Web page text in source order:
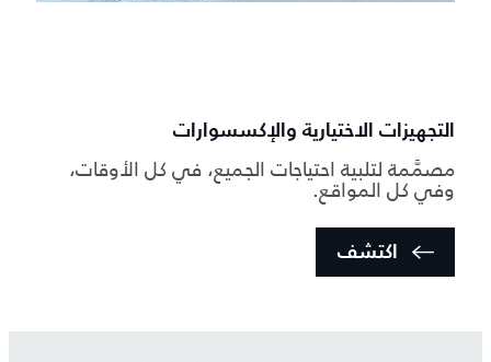
التجهيزات الاختيارية والإكسسوارات
مصمَّمة لتلبية احتياجات الجميع، في كل الأوقات،
وفي كل المواقع.
اكتشف